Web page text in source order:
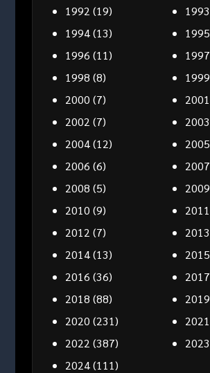
1992 (19) 1993
1994(13) 1995
1996 (11) 1997
1998 (8) 1999
2000 (7) 2001
2002 (7) 2003
2004(12) 2005
2006 (6) 2007
2008 (5) 2009
2010 (9) 2011
2012 (7) 2013
2014(13) 2015
2016 (36) 2017
2018 (88) 2019
2020 (231) 2021
2022 (387) 2023
2024(111)